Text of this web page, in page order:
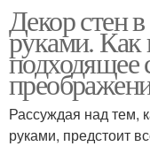
Декор стен
руками. Как
подходящее
Рассуждая над тем,
руками, предстоит